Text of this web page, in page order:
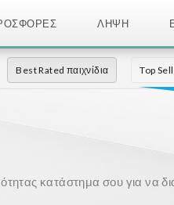
ΛΉΨΗ
Best Rated παιχνίδια Top
κατάστημα σου για να